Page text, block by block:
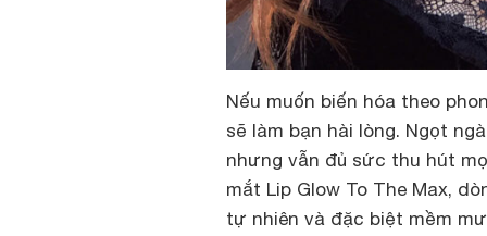
Nếu muốn biến hóa theo
sẽ làm bạn hài lòng. Ngọt
nhưng vẫn đủ sức thu hút
mắt Lip Glow To The Max,
tự nhiên và đặc biệt mềm